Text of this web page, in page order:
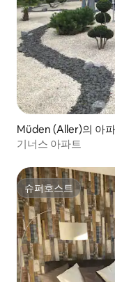
Müden (Aller)의 아
기너스 아파트
슈퍼호스트
슈퍼호스트